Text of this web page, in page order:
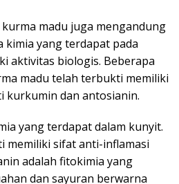
madu juga mengandung
kimia yang terdapat pada
aktivitas biologis. Beberapa
madu telah terbukti memiliki
kurkumin dan antosianin.
yang terdapat dalam kunyit.
memiliki sifat anti-inflamasi
adalah fitokimia yang
dan sayuran berwarna